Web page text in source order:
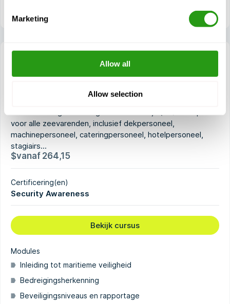
Marketing
Allow all
Allow selection
voor alle zeevarenden, inclusief dekpersoneel,
machinepersoneel, cateringpersoneel, hotelpersoneel,
stagiairs...
$vanaf 264,15
Certificering(en)
Security Awareness
Bekijk cursus
Modules
Inleiding tot maritieme veiligheid
Bedreigingsherkenning
Beveiligingsniveaus en rapportage